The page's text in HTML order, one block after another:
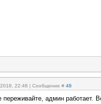
22:48 | Сообщение # 48
переживайте, админ работает.